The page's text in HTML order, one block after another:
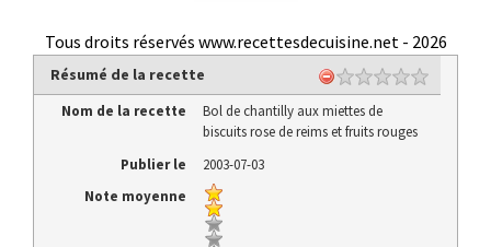
Tous droits réservés www.recettesdecuisine.net - 2026
Résumé de la recette
Nom de la recette
Bol de chantilly aux miettes de
biscuits rose de reims et fruits rouges
Publier le
2003-07-03
Note moyenne